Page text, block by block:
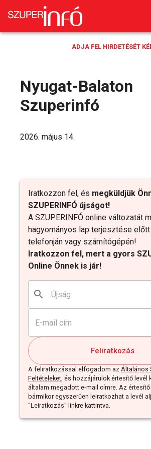
ADJA FEL HIRDETÉSÉT
Nyugat-Balaton
Szuperinfó
Iratkozzon fel, és megküldjük
SZUPERINFÓ újságot!
A SZUPERINFÓ online változatát
hagyományos lap terjesztése
telefonján vagy számítógépén!
Iratkozzon fel, mert a gyors
Online Önnek is jár!
Feliratkozás
A feliratkozással elfogadom az Általános
Feltételeket, és hozzájárulok értesítő levél
általam megadott e-mail címre. Az értesítő
bármikor egyszerűen leiratkozhat a levél
"Leiratkozás" linkre kattintva.
2026. május 14.